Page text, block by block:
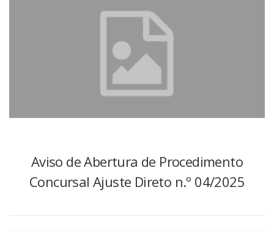
Aviso de Abertura de Procedimento
Concursal Ajuste Direto n.º 04/2025